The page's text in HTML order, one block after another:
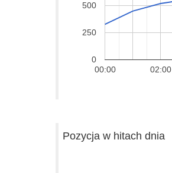
00:00 02:00
0
250
500
Pozycja w hitach dnia